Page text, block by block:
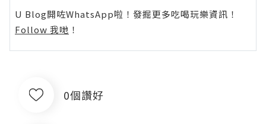
U Blog開咗WhatsApp啦！發掘更多吃喝玩樂資訊！
Follow 我哋 ！
0個讚好